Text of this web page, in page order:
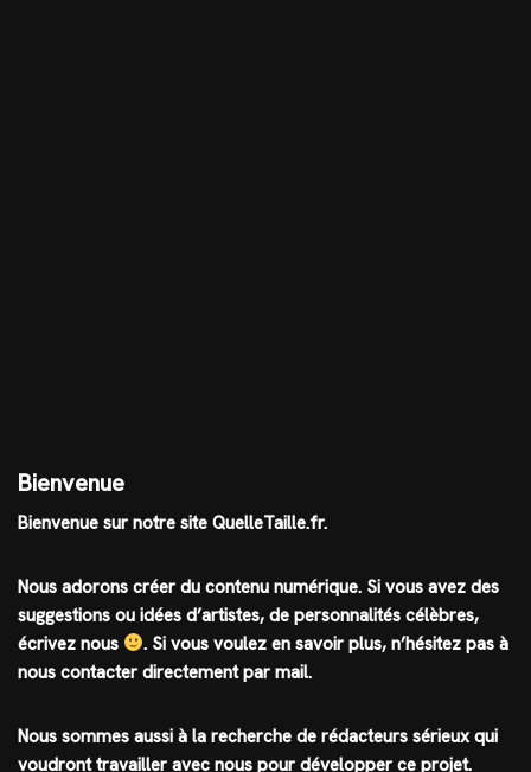
Bienvenue
Bienvenue sur notre site QuelleTaille.fr.
Nous adorons créer du contenu numérique. Si vous avez des
suggestions ou idées d’artistes, de personnalités célèbres,
écrivez nous
. Si vous voulez en savoir plus, n’hésitez pas à
nous contacter directement par mail.
Nous sommes aussi à la recherche de rédacteurs sérieux qui
voudront travailler avec nous pour développer ce projet.